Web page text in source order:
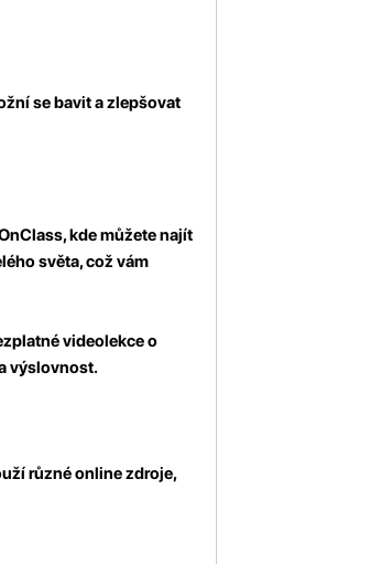
se bavit a zlepšovat
kde můžete najít
světa, což vám
videolekce o
výslovnost.
různé online zdroje,